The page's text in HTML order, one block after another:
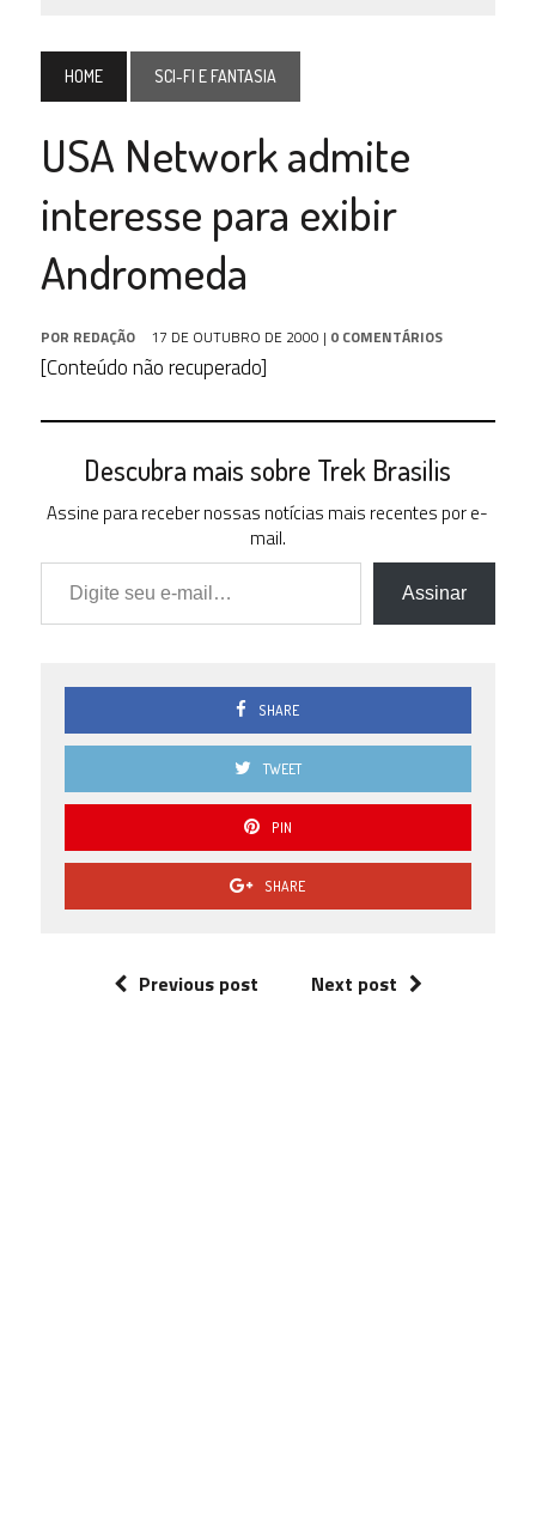
HOME SCI-FI E FANTASIA
USA Network admite
interesse para exibir
Andromeda
POR REDAÇÃO 17 DE OUTUBRO DE 2000 | 0 COMENTÁRIOS
[Conteúdo não recuperado]
Descubra mais sobre Trek Brasilis
Assine para receber nossas notícias mais recentes por e-
mail.
Digite seu e-mail…
Assinar
SHARE
TWEET
PIN
SHARE
Previous post Next post